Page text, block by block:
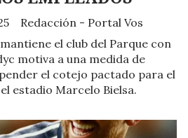
Redacción - Portal Vos
el club del Parque con
motiva a una medida de
el cotejo pactado para el
estadio Marcelo Bielsa.